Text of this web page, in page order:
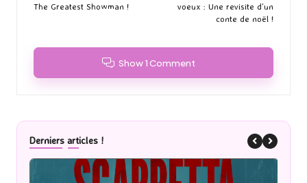
The Greatest Showman !
voeux : Une revisite d’un
conte de noël !
Show 1 Comment
Derniers articles !